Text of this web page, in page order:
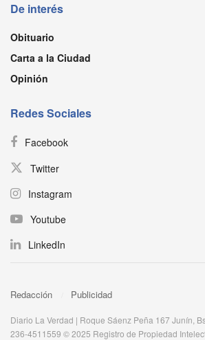
De interés
Obituario
Carta a la Ciudad
Opinión
Redes Sociales
Facebook
Twitter
Instagram
Youtube
LinkedIn
Redacción Publicidad
Diario La Verdad | Roque Sáenz Peña 167 Junín,
236-4511559 © 2025 Registro de Propiedad